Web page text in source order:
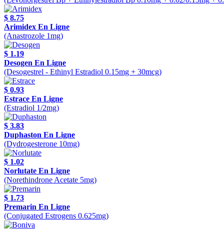
$ 8.75
Arimidex En Ligne
(Anastrozole 1mg)
$ 1.19
Desogen En Ligne
(Desogestrel - Ethinyl Estradiol 0.15mg + 30mcg)
$ 0.93
Estrace En Ligne
(Estradiol 1/2mg)
$ 3.83
Duphaston En Ligne
(Dydrogesterone 10mg)
$ 1.02
Norlutate En Ligne
(Norethindrone Acetate 5mg)
$ 1.73
Premarin En Ligne
(Conjugated Estrogens 0.625mg)